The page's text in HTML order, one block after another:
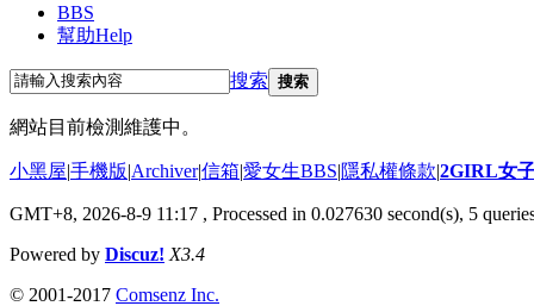
BBS
幫助Help
搜索 搜索
網站目前檢測維護中。
小黑屋|手機版|Archiver|信箱|愛女生BBS|隱私權條款|2GIRL女
GMT+8, 2026-8-9 11:17 , Processed in 0.027630 second(s), 5
Powered by Discuz! X3.4
© 2001-2017 Comsenz Inc.